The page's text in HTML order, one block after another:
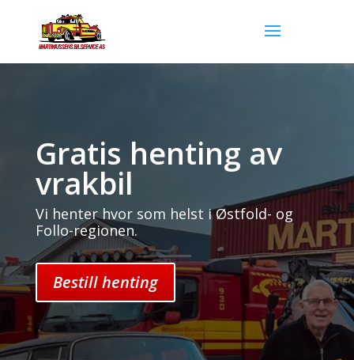
Gratis henting av
vrakbil
Vi henter hvor som helst i Østfold- og
Follo-regionen.
Bestill henting